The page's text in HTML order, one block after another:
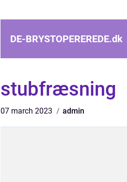
DE-BRYSTOPEREREDE.dk
stubfræsning
07 march 2023 admin